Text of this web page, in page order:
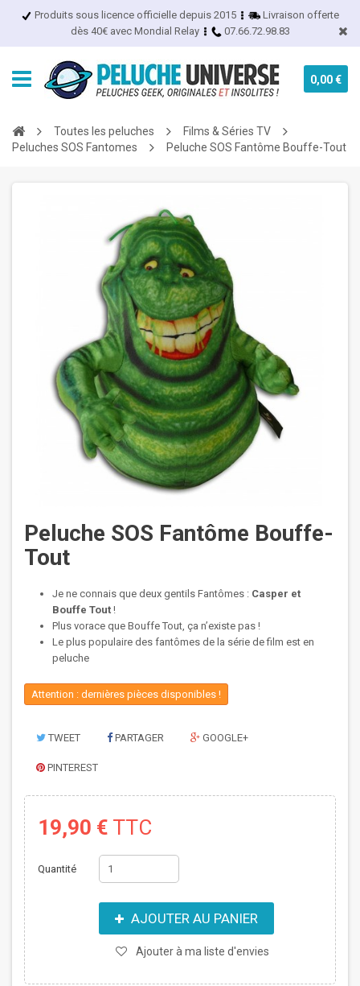
Produits sous licence officielle depuis 2015
Livraison offerte
dès 40€ avec Mondial Relay
07.66.72.98.83
0,00 €
Toutes les peluches
Films & Séries TV
Peluches SOS Fantomes
Peluche SOS Fantôme Bouffe-Tout
Peluche SOS Fantôme Bouffe-
Tout
Je ne connais que deux gentils Fantômes : Casper et
Bouffe Tout !
Plus vorace que Bouffe Tout, ça n’existe pas !
Le plus populaire des fantômes de la série de film est en
peluche
Attention : dernières pièces disponibles !
TWEET PARTAGER GOOGLE+
PINTEREST
19,90 € TTC
Quantité
AJOUTER AU PANIER
Ajouter à ma liste d'envies